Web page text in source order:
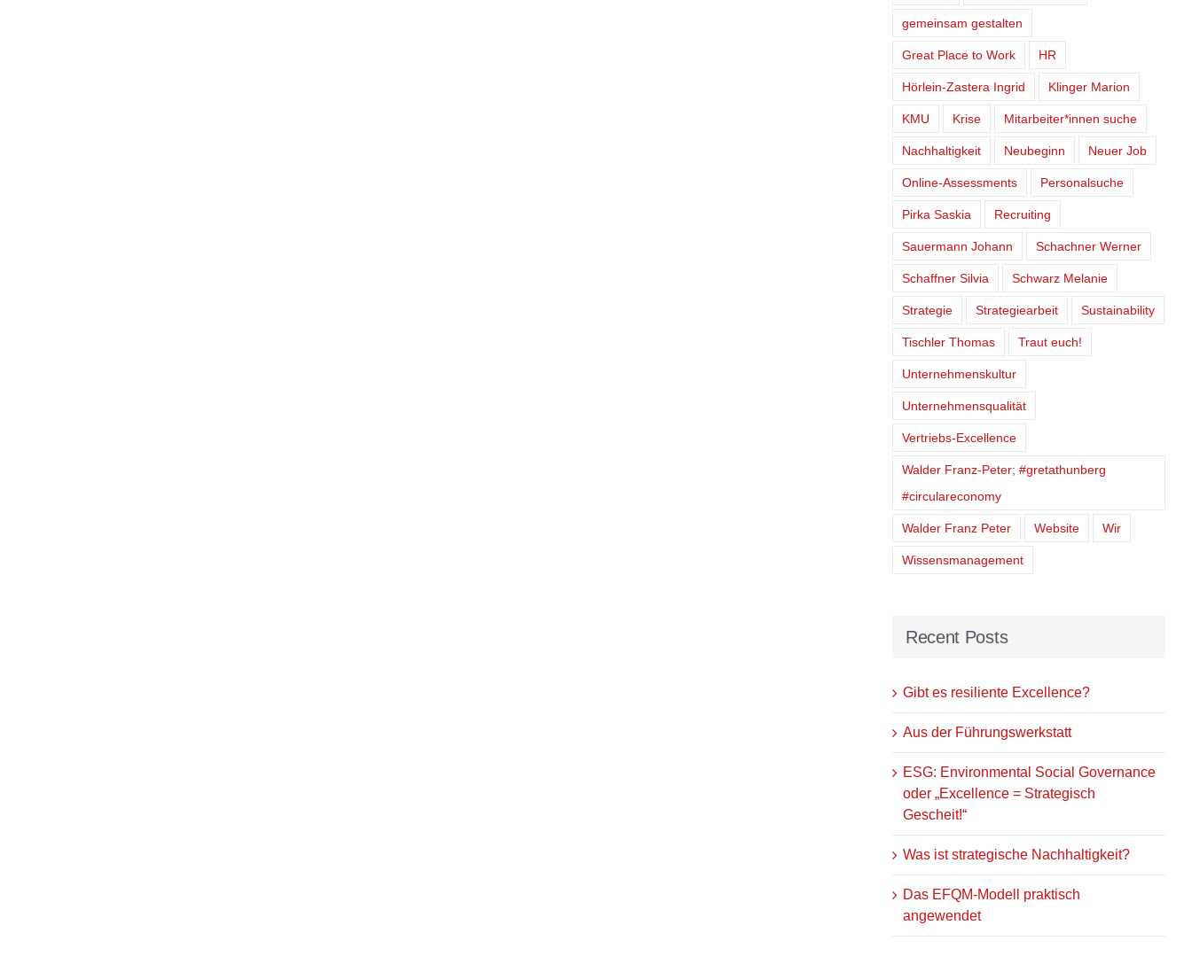
gemeinsam gestalten
Great Place to Work HR
Hörlein-Zastera Ingrid Klinger Marion
KMU Krise Mitarbeiter*innen suche
Nachhaltigkeit Neubeginn Neuer Job
Online-Assessments Personalsuche
Pirka Saskia Recruiting
Sauermann Johann Schachner Werner
Schaffner Silvia Schwarz Melanie
Strategie Strategiearbeit Sustainability
Tischler Thomas Traut euch!
Unternehmenskultur
Unternehmensqualität
Vertriebs-Excellence
Walder Franz-Peter; #gretathunberg
#circulareconomy
Walder Franz Peter Website Wir
Wissensmanagement
Recent Posts
Gibt es resiliente Excellence?
Aus der Führungswerkstatt
ESG: Environmental Social Governance
oder „Excellence = Strategisch
Gescheit!“
Was ist strategische Nachhaltigkeit?
Das EFQM-Modell praktisch
angewendet